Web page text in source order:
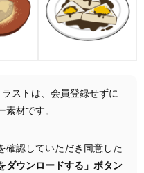
ラストは、会員登録せずに
素材です。
確認していただき同意した
ダウンロードする」ボタン